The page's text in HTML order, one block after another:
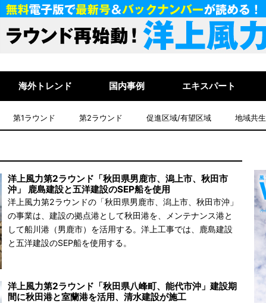
海外トレンド 国内事例 エキスパート
第1ラウンド 第2ラウンド 促進区域/有望区域 地域共生
洋上風力第2ラウンドの「秋田県男鹿市、潟上市、秋田市沖」
の事業は、建設の拠点港として秋田港を、メンテナンス港と
して船川港（男鹿市）を活用する。洋上工事では、鹿島建設
と五洋建設のSEP船を使用する。
洋上風力第2ラウンド「秋田県男鹿市、潟上市、秋田市
沖」 鹿島建設と五洋建設のSEP船を使用
洋上風力第2ラウンド「秋田県八峰町、能代市沖」建設期
間に秋田港と室蘭港を活用、清水建設が施工